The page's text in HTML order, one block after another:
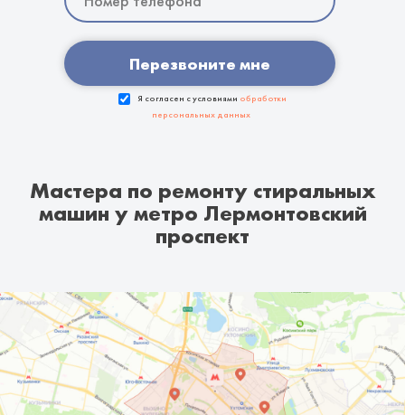
Перезвоните мне
Я согласен с условиями обработки
персональных данных
Мастера по ремонту стиральных
машин у метро Лермонтовский
проспект